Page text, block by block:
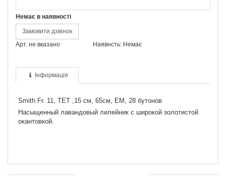
Немає в наявності
Замовити дзвінок
Арт. не вказано
Наявнсть: Немає
Інформація
Smith Fr. 11, TET ,15 см, 65см, EM, 28 бутонов
Насыщенный лавандовый лилейник с широкой золотистой
окантовкой.